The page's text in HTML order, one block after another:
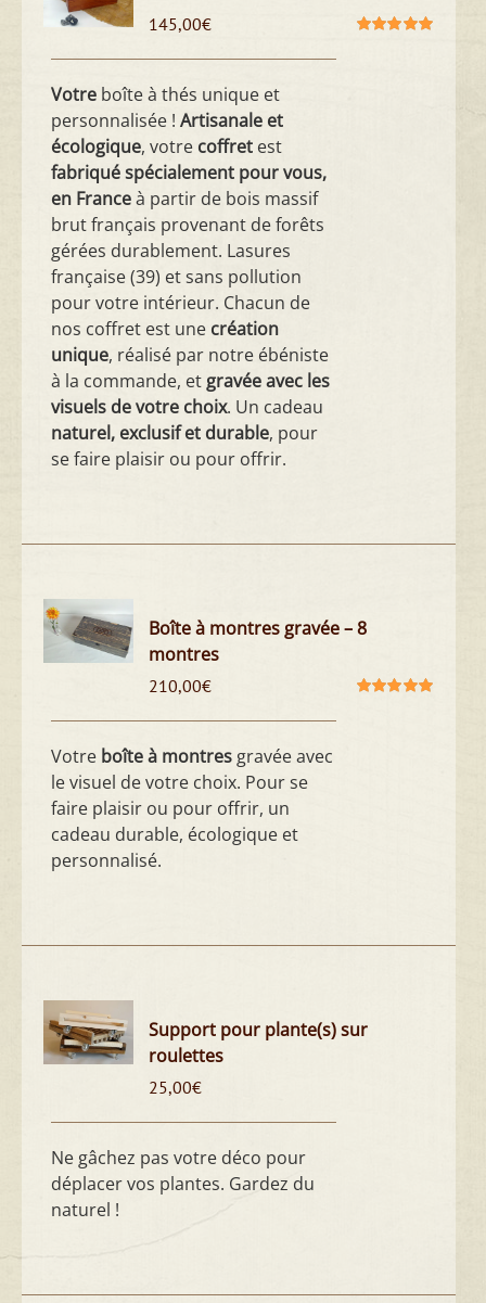
145,00€
Votre boîte à thés unique et
personnalisée !Artisanale et
écologique, votre coffret est
fabriqué spécialement pour vous,
en Franceà partir de bois massif
brut français provenant de forêts
gérées durablement. Lasures
française (39) et sans pollution
pour votre intérieur. Chacun de
nos coffret est une création
unique, réalisé par notre ébéniste
à la commande, et gravée avec les
visuels de votre choix. Un cadeau
naturel, exclusif et durable, pour
se faire plaisir ou pour offrir.
Boîte à montres gravée – 8
montres
210,00€
Votre boîte à montres gravée avec
le visuel de votre choix. Pour se
faire plaisir ou pour offrir, un
cadeau durable, écologique et
personnalisé.
Support pour plante(s) sur
roulettes
25,00€
Ne gâchez pas votre déco pour
déplacer vos plantes. Gardez du
naturel !